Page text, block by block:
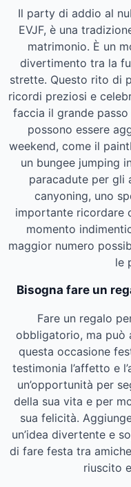
Il party di addio al
EVJF, è una
matrimonio. È un
divertimento tra la
strette. Questo rito di
ricordi preziosi e
faccia il grande
possono essere
weekend, come il
un bungee jumping
paracadute per gli
canyoning, uno
importante ricordare
momento
maggior numero
le
Bisogna fare un
Fare un regalo
obbligatorio, ma può
questa occasione
testimonia l’affetto e
un’opportunità per
della sua vita e per
sua felicità.
un’idea divertente e
di fare festa tra
riuscito